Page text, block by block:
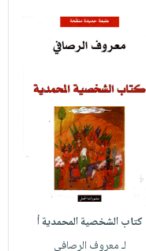
كتاب الشخصية المحمدية أ
لـ معروف الرصافي